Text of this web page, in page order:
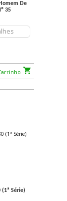
De
35
(1ª Série)